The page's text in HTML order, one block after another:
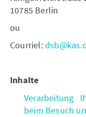
10785 Berlin
ou
Courriel:
Inhalte
Verarbeitung
beim Besuch